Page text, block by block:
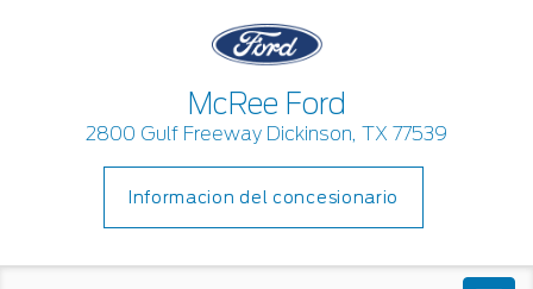
McRee Ford
2800 Gulf Freeway Dickinson, TX 77539
Informacion del concesionario